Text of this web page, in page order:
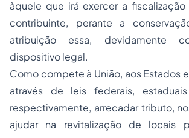
àquele que irá exercer a
contribuinte, perante a
atribuição essa, devidamente
dispositivo legal.
Como compete à União, aos Estados
através de leis federais,
respectivamente, arrecadar tributo,
ajudar na revitalização de locais